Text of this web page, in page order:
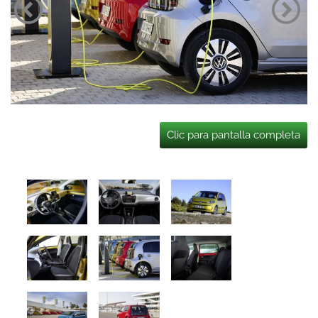
Clic para pantalla completa